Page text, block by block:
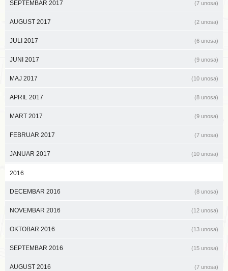
SEPTEMBAR 2017 (7 unosa)
AUGUST 2017 (2 unosa)
JULI 2017 (6 unosa)
JUNI 2017 (9 unosa)
MAJ 2017 (10 unosa)
APRIL 2017 (8 unosa)
MART 2017 (9 unosa)
FEBRUAR 2017 (7 unosa)
JANUAR 2017 (10 unosa)
2016
DECEMBAR 2016 (8 unosa)
NOVEMBAR 2016 (12 unosa)
OKTOBAR 2016 (13 unosa)
SEPTEMBAR 2016 (15 unosa)
AUGUST 2016 (7 unosa)